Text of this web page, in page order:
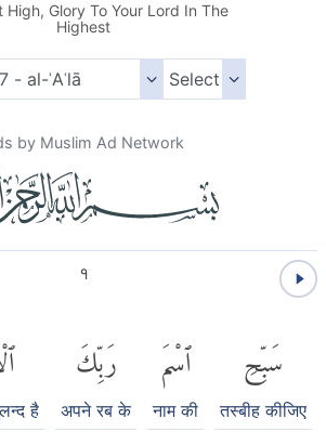
High, Glory To Your Lord In The
Highest
by Muslim Ad Network
१
سَبِّحِ
तस्बीह कीजिए
ٱسْمَ
नाम की
رَبِّكَ
अपने रब के
है